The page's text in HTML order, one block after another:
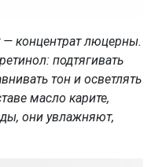
концентрат люцерны.
подтягивать
тон и осветлять
масло карите,
они увлажняют,